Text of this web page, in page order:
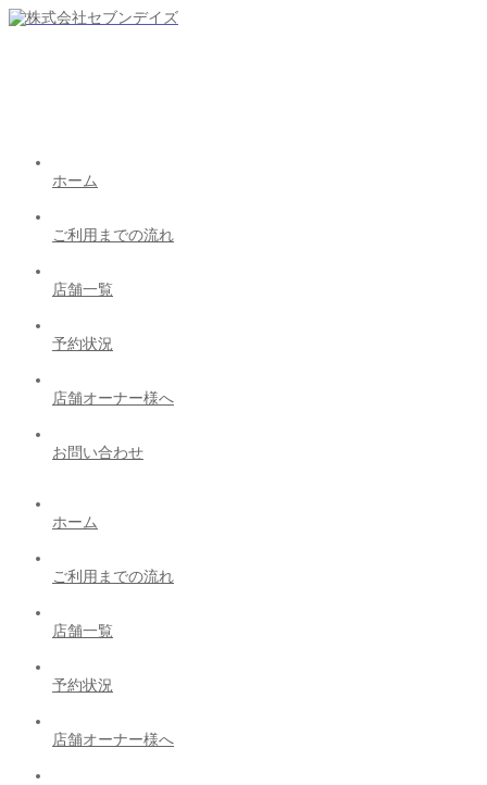
ホーム
ご利用までの流れ
店舗一覧
予約状況
店舗オーナー様へ
お問い合わせ
ホーム
ご利用までの流れ
店舗一覧
予約状況
店舗オーナー様へ